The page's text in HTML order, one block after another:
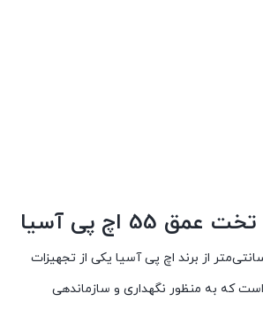
55 اچ پی آسیا
تخت عمق 55 سانتی‌متر از برند اچ پی آسیا یکی از تجهیزات
که به منظور نگهداری و سازماندهی